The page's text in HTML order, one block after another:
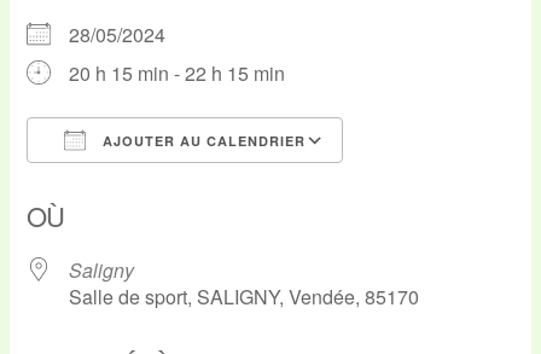
28/05/2024
20 h 15 min - 22 h 15 min
AJOUTER AU CALENDRIER
OÙ
Saligny
Salle de sport, SALIGNY, Vendée, 85170